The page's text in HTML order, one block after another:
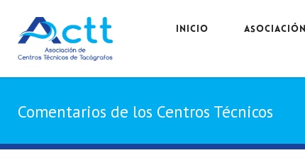
INICIO ASOCIACIÓN
Comentarios de los Centros Técnicos